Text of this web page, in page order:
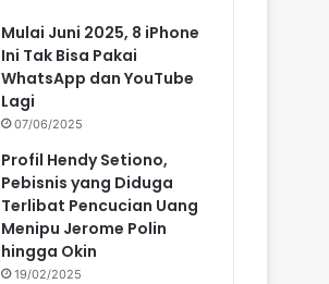
Mulai Juni 2025, 8 iPhone
Ini Tak Bisa Pakai
WhatsApp dan YouTube
Lagi
07/06/2025
Profil Hendy Setiono,
Pebisnis yang Diduga
Terlibat Pencucian Uang
Menipu Jerome Polin
hingga Okin
19/02/2025